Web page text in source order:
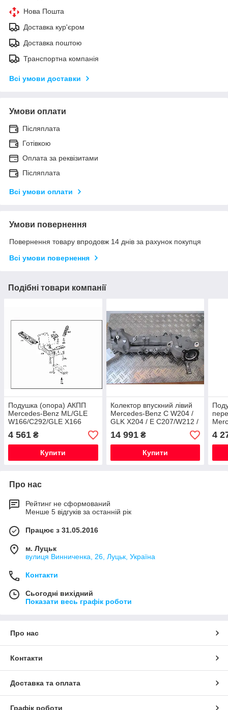
Нова Пошта
Доставка кур'єром
Доставка поштою
Транспортна компанія
Всі умови доставки
Умови оплати
Післяплата
Готівкою
Оплата за реквізитами
Післяплата
Всі умови оплати
Умови повернення
Повернення товару впродовж 14 днів за рахунок покупця
Всі умови повернення
Подібні товари компанії
Подушка (опора) АКПП
Mercedes-Benz ML/GLE
W166/C292/GLE X166
Нова Оригінальна
4 561 ₴
Купити
Колектор впускний лівий
Mercedes-Benz C W204 /
GLK X204 / E C207/W212 /
CLS C218 Новий
Оригінальний
14 991₴
Купити
S
4
Про нас
Рейтинг не сформований
Менше 5 відгуків за останній рік
Працює з 31.05.2016
м. Луцьк
вулиця Винниченка, 26, Луцьк, Україна
Контакти
Сьогодні вихідний
Показати весь графік роботи
Про нас
Контакти
Доставка та оплата
Графік роботи